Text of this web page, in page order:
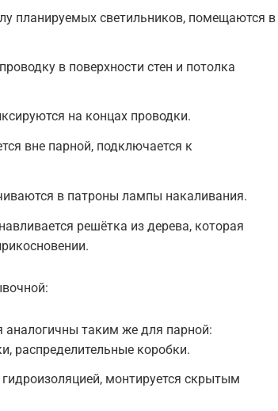
планируемых светильников, помещаются в
в поверхности стен и потолка
на концах проводки.
вне парной, подключается к
в патроны лампы накаливания.
решётка из дерева, которая
аналогичны таким же для парной:
распределительные коробки.
монтируется скрытым